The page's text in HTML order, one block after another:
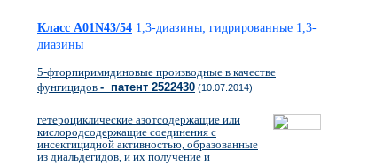
Класс A01N43/54 1,3-диазины; гидрированные 1,3-
диазины
5-фторпиримидиновые производные в качестве
фунгицидов - патент 2522430 (10.07.2014)
гетероциклические азотсодержащие или
кислородсодержащие соединения с
инсектицидной активностью, образованные
из диальдегидов, и их получение и